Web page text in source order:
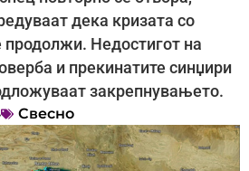
дека кризата со
продолжи. Недостигот на
и прекинатите синџири
закрепнувањето.
Свесно